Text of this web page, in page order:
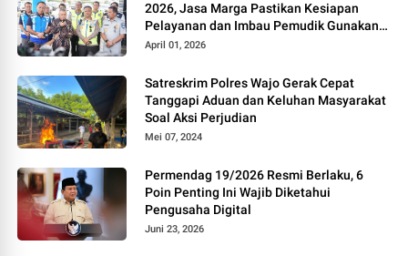
2026, Jasa Marga Pastikan Kesiapan
Pelayanan dan Imbau Pemudik Gunakan
Rest Area Alternatif
April 01, 2026
Satreskrim Polres Wajo Gerak Cepat
Tanggapi Aduan dan Keluhan Masyarakat
Soal Aksi Perjudian
Mei 07, 2024
Permendag 19/2026 Resmi Berlaku, 6
Poin Penting Ini Wajib Diketahui
Pengusaha Digital
Juni 23, 2026